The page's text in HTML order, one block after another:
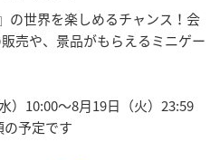
の世界を楽しめるチャンス！会
売や、景品がもらえるミニゲー
）10:00～8月19日（火）23:59
予定です